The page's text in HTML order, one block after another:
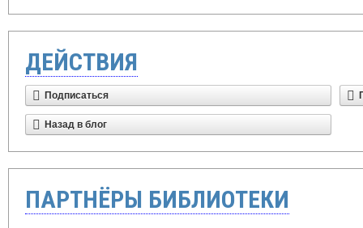
ДЕЙСТВИЯ
Подписаться
Назад в блог
ПАРТНЁРЫ БИБЛИОТЕКИ